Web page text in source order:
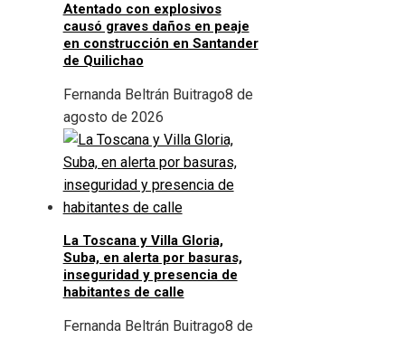
Atentado con explosivos
causó graves daños en peaje
en construcción en Santander
de Quilichao
Fernanda Beltrán Buitrago8 de
agosto de 2026
La Toscana y Villa Gloria,
Suba, en alerta por basuras,
inseguridad y presencia de
habitantes de calle
Fernanda Beltrán Buitrago8 de